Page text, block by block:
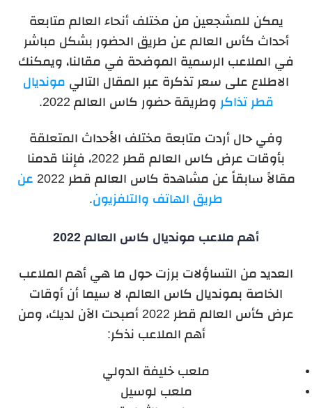
يمكن للمشجعين من مختلف أنحاء العالم متابعة
أحداث كأس العالم عن طريق الحضور بشكل مباشر
في الملاعب الرسمية الموضحة في مقالنا، ويمكنك
الاطلاع على سعر تذكرة عبر المقال التالي مونديال
قطر تذاكر وطريقة حضور كاس العالم 2022.
وفي حال أردت متابعة مختلف الأحداث المتعلقة
بأوقات عرض كاس العالم قطر 2022، فإننا قدمنا
مقالاً سابقاً عن مشاهدة كاس العالم قطر 2022
عن
طريق الهاتف والتلفزيون.
أهم ملاعب مونديال كاس العالم 2022
العديد من التساؤلات برزت حول ما هي أهم الملاعب
الخاصة بمونديال كاس العالم، لا سيما أن أوقات
عرض كأس العالم قطر 2022 أصبحت الآن لديك، ومن
أهم الملاعب نذكر:
ملعب خليفة الدولي
ملعب لوسيل